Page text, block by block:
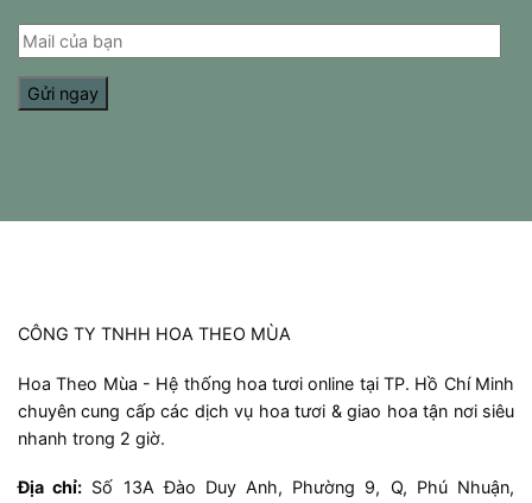
CÔNG TY TNHH HOA THEO MÙA
Hoa Theo Mùa - Hệ thống hoa tươi online tại TP. Hồ Chí Minh
chuyên cung cấp các dịch vụ hoa tươi & giao hoa tận nơi siêu
nhanh trong 2 giờ.
Địa chỉ: Số 13A Đào Duy Anh, Phường 9, Q, Phú Nhuận,